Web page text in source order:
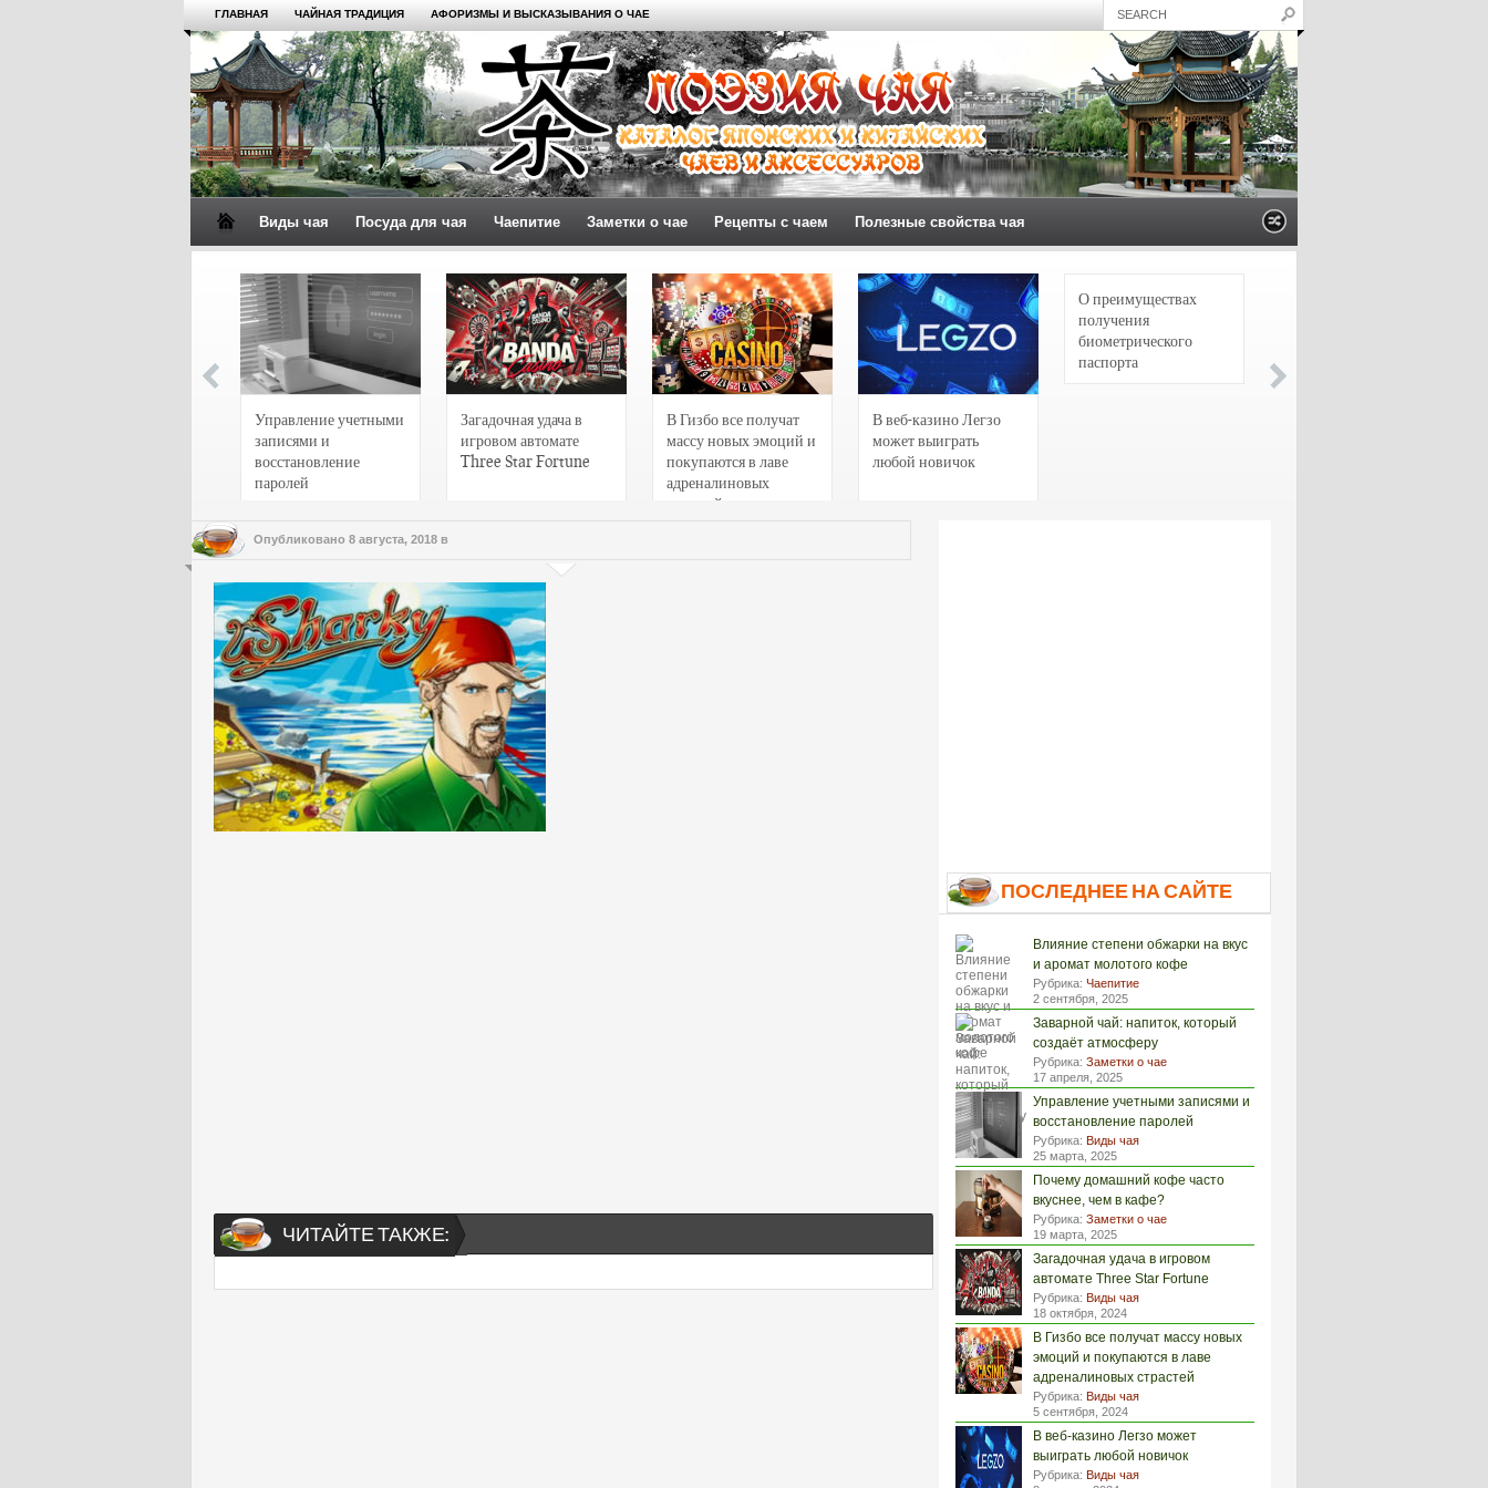
ГЛАВНАЯ ЧАЙНАЯ ТРАДИЦИЯ АФОРИЗМЫ И ВЫСКАЗЫВАНИЯ О ЧАЕ
Виды чая Посуда для чая Чаепитие Заметки о чае Рецепты с чаем Полезные свойства чая
Управление учетными
записями и
восстановление
паролей
Загадочная удача в
игровом автомате
Three Star Fortune
В Гизбо все получат
массу новых эмоций и
покупаются в лаве
адреналиновых
страстей
В веб-казино Легзо
может выиграть
любой новичок
О преимуществах
получения
биометрического
паспорта
Опубликовано 8 августа, 2018 в
ЧИТАЙТЕ ТАКЖЕ:
ПОСЛЕДНЕЕ НА САЙТЕ
Влияние степени обжарки на вкус
и аромат молотого кофе
Рубрика: Чаепитие
2 сентября, 2025
Заварной чай: напиток, который
создаёт атмосферу
Рубрика: Заметки о чае
17 апреля, 2025
Управление учетными записями и
восстановление паролей
Рубрика: Виды чая
25 марта, 2025
Почему домашний кофе часто
вкуснее, чем в кафе?
Рубрика: Заметки о чае
19 марта, 2025
Загадочная удача в игровом
автомате Three Star Fortune
Рубрика: Виды чая
18 октября, 2024
В Гизбо все получат массу новых
эмоций и покупаются в лаве
адреналиновых страстей
Рубрика: Виды чая
5 сентября, 2024
В веб-казино Легзо может
выиграть любой новичок
Рубрика: Виды чая